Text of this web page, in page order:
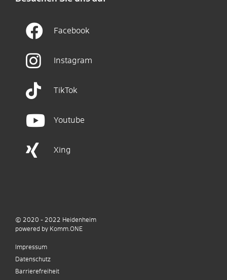
Facebook
Instagram
TikTok
Youtube
Xing
© 2020 - 2022 Heidenheim
powered by Komm.ONE
Impressum
Datenschutz
Barrierefreiheit